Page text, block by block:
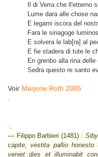
Il di Verra che ll'etterno
Lume dara alle chose
E legami iscora del
Fara le sinagoge
E solvera le lab[ra] al
E fie stadera di tute le
En grenbo alla rina delle
Sedra questo re santo
Voir Marjorie Roth 2005.
.
— Filippo Barbieri (1481) :
capite, vestita pallio
veniet dies et illuminabit